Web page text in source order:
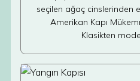
seçilen ağaç cinslerinden
Amerikan Kapı
Klasikten